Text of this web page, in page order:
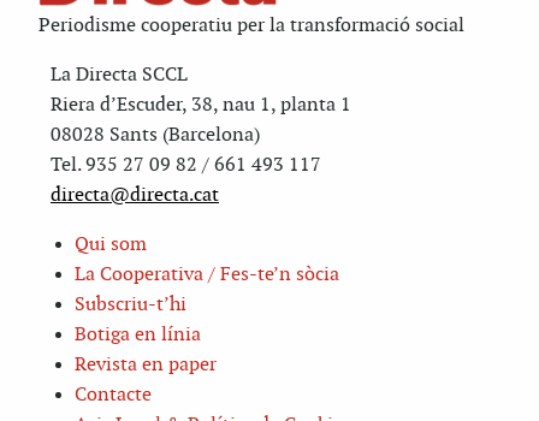
Periodisme cooperatiu per la transformació social
La Directa SCCL
Riera d’Escuder, 38, nau 1, planta 1
08028 Sants (Barcelona)
Tel. 935 27 09 82 / 661 493 117
directa@directa.cat
Qui som
La Cooperativa / Fes-te’n sòcia
Subscriu-t’hi
Botiga en línia
Revista en paper
Contacte